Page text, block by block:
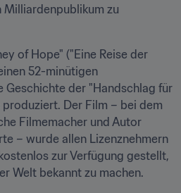
Milliardenpublikum zu
of Hope" ("Eine Reise der
52-minütigen
Geschichte der "Handschlag für
Der Film – bei dem
Filmemacher und Autor
– wurde allen Lizenznehmern
zur Verfügung gestellt,
Welt bekannt zu machen.